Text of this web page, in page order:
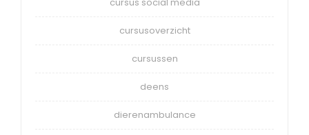
cursusoverzicht
cursussen
deens
dierenambulance